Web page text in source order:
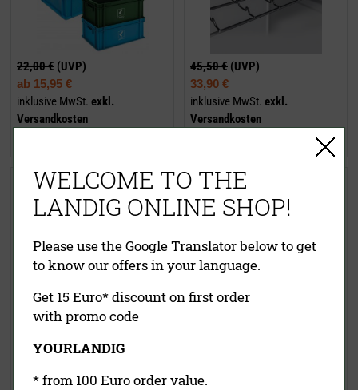
22,00 € (UVP)
ab 15,95 €
inklusive MwSt. exkl.
Versandkosten
45,50 € (UVP)
33,90 €
inklusive MwSt. exkl.
Versandkosten
Einschieberost LU 9000 (halbe
Größe)
42,90 €(UVP)
inklusive MwSt.exkl.
Einschieberost LU 7000 (halbe
Größe)
inklusive MwSt.
WELCOME TO THE
LANDIG ONLINE SHOP!
Please use the Google Translator below to get
to know our offers in your language.
Get 15 Euro* discount on first order
with promo code
YOURLANDIG
* from 100 Euro order value.